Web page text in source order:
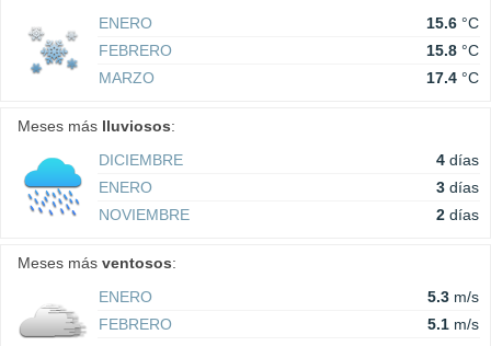
ENERO
15.6 °C
FEBRERO
15.8 °C
MARZO
17.4 °C
Meses más lluviosos:
DICIEMBRE
4 días
ENERO
3 días
NOVIEMBRE
2 días
Meses más ventosos:
ENERO
5.3 m/s
FEBRERO
5.1 m/s